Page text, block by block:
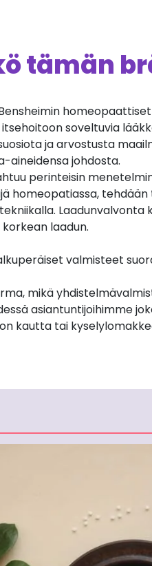
tämän
soveltuvia
ja arvostusta
aineidensa johdosta.
perinteisin
homeopatiassa, tehdään
Laadunvalvonta
laadun.
valmisteet
mikä
asiantuntijoihimme
kautta tai